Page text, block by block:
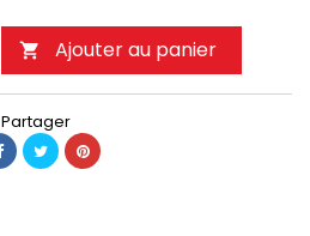
 Ajouter au panier
Partager